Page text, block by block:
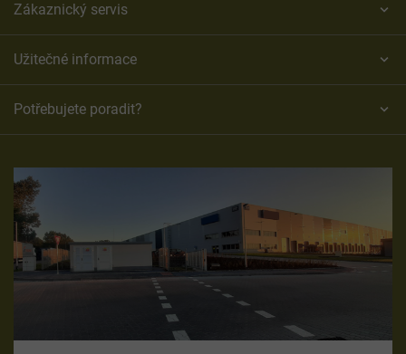
Zákaznický servis
Užitečné informace
Potřebujete poradit?